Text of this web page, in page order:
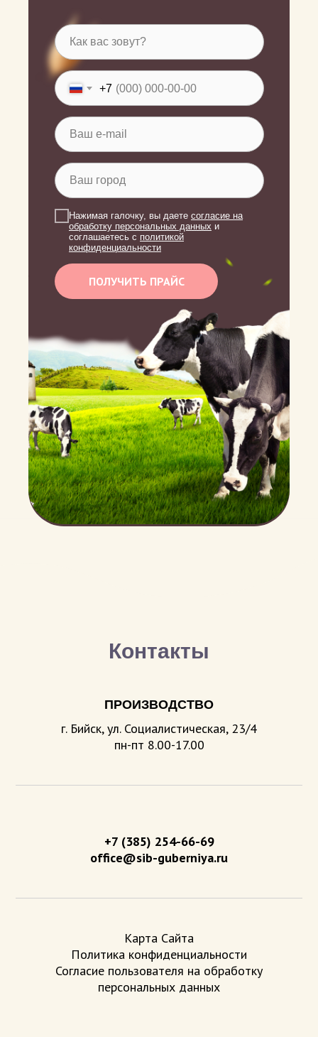
+7
Нажимая галочку, вы даете согласие на
обработку персональных данных и
соглашаетесь c политикой
конфиденциальности
ПОЛУЧИТЬ ПРАЙС
Контакты
ПРОИЗВОДСТВО
г. Бийск, ул. Социалистическая, 23/4
пн-пт 8.00-17.00
+7 (385) 254-66-69
office@sib-guberniya.ru
Карта Сайта
Политика конфиденциальности
Согласие пользователя на обработку
персональных данных